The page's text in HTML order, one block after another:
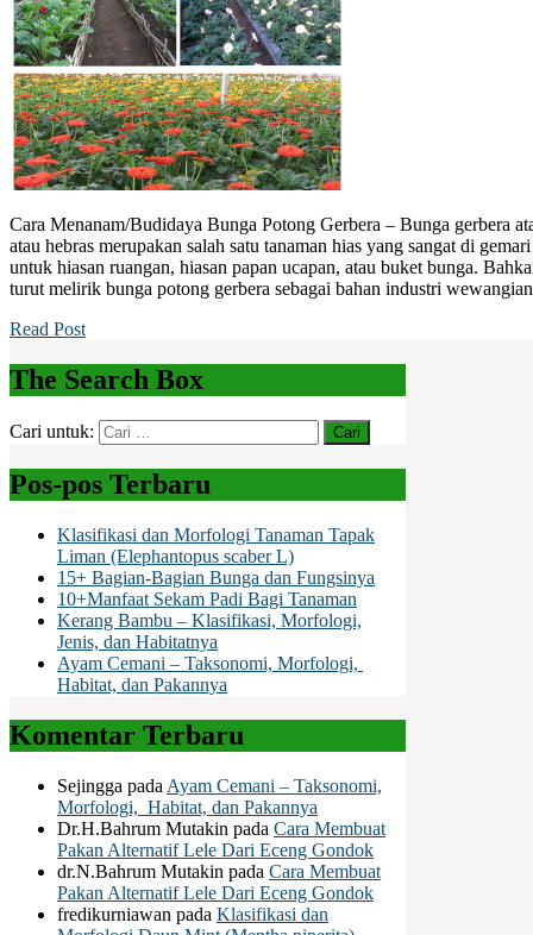
Cara Menanam/Budidaya Bunga Potong Gerbera – Bunga gerbera
atau hebras merupakan salah satu tanaman hias yang sangat di
untuk hiasan ruangan, hiasan papan ucapan, atau buket bunga.
turut melirik bunga potong gerbera sebagai bahan industri
Read Post
The Search Box
Cari untuk:
Pos-pos Terbaru
Klasifikasi dan Morfologi Tanaman Tapak
Liman (Elephantopus scaber L)
15+ Bagian-Bagian Bunga dan Fungsinya
10+Manfaat Sekam Padi Bagi Tanaman
Kerang Bambu – Klasifikasi, Morfologi,
Jenis, dan Habitatnya
Ayam Cemani – Taksonomi, Morfologi,
Habitat, dan Pakannya
Komentar Terbaru
Sejingga pada Ayam Cemani – Taksonomi,
Morfologi, Habitat, dan Pakannya
Dr.H.Bahrum Mutakin pada Cara Membuat
Pakan Alternatif Lele Dari Eceng Gondok
dr.N.Bahrum Mutakin pada Cara Membuat
Pakan Alternatif Lele Dari Eceng Gondok
fredikurniawan pada Klasifikasi dan